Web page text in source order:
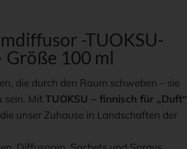
-TUOKSU-
100 ml
die durch den Raum schweben – sie
sein. MitTUOKSU – finnisch für „Duft“
unser Zuhause in Landschaften der